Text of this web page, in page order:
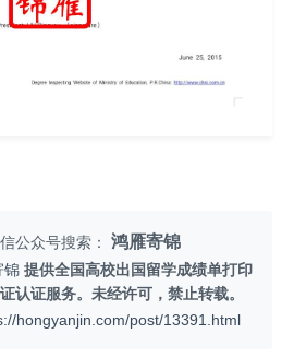
公众号搜索： 鸿雁寄锦
锦 提供全国高校出国留学成绩单打印
认证服务。未经许可，禁止转载。
hongyanjin.com/post/13391.html